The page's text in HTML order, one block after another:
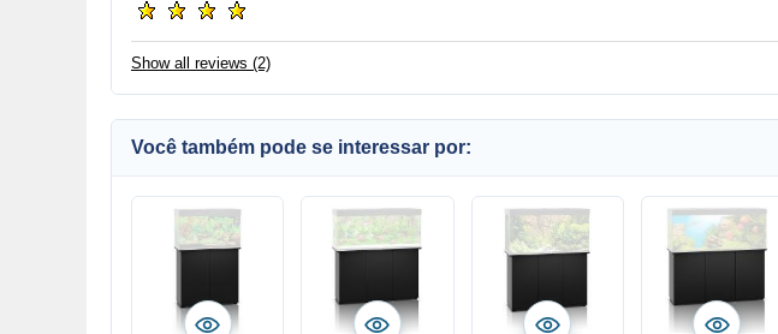
Show all reviews (2)
Você também pode se interessar por: